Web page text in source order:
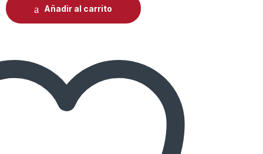
LOGITECH MK270 COMBO MEMBRANA INALÁMBRICO 2.4
Añadir al carrito